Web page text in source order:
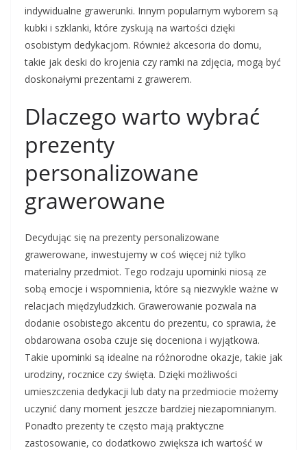
indywidualne grawerunki. Innym popularnym wyborem są
kubki i szklanki, które zyskują na wartości dzięki
osobistym dedykacjom. Również akcesoria do domu,
takie jak deski do krojenia czy ramki na zdjęcia, mogą być
doskonałymi prezentami z grawerem.
Dlaczego warto wybrać
prezenty
personalizowane
grawerowane
Decydując się na prezenty personalizowane
grawerowane, inwestujemy w coś więcej niż tylko
materialny przedmiot. Tego rodzaju upominki niosą ze
sobą emocje i wspomnienia, które są niezwykle ważne w
relacjach międzyludzkich. Grawerowanie pozwala na
dodanie osobistego akcentu do prezentu, co sprawia, że
obdarowana osoba czuje się doceniona i wyjątkowa.
Takie upominki są idealne na różnorodne okazje, takie jak
urodziny, rocznice czy święta. Dzięki możliwości
umieszczenia dedykacji lub daty na przedmiocie możemy
uczynić dany moment jeszcze bardziej niezapomnianym.
Ponadto prezenty te często mają praktyczne
zastosowanie, co dodatkowo zwiększa ich wartość w